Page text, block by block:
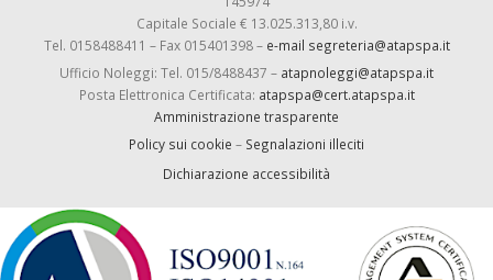
Capitale Sociale € 13.025.313,80 i.v.
Tel. 0158488411 – Fax 015401398 – e-mail segreteria@atapspa.it
Ufficio Noleggi: Tel. 015/8488437 – atapnoleggi@atapspa.it
Posta Elettronica Certificata: atapspa@cert.atapspa.it
Amministrazione trasparente
Policy sui cookie – Segnalazioni illeciti
Dichiarazione accessibilità